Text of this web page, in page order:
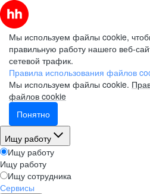
Мы используем файлы cookie,
правильную работу нашего веб-
сетевой трафик.
Правила использования файлов
Мы используем файлы cookie.
файлов cookie
Понятно
Ищу работу
Ищу работу
Ищу работу
Ищу сотрудника
Сервисы